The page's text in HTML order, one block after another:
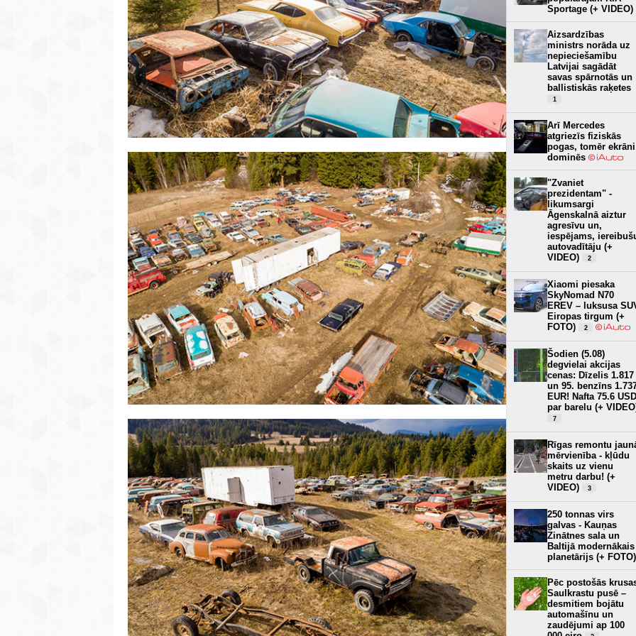
Sportage (+ VIDEO)
Aizsardzības
ministrs norāda uz
nepieciešamību
Latvijai sagādāt
savas spārnotās un
ballistiskās raķetes
1
Arī Mercedes
atgriezīs fiziskās
pogas, tomēr ekrāni
dominēs
"Zvaniet
prezidentam" -
likumsargi
Āgenskalnā aiztur
agresīvu un,
iespējams,
autovadītāju (+
VIDEO)
2
Xiaomi piesaka
SkyNomad N70
EREV – luksusa
Eiropas tirgum (+
FOTO)
2
Šodien (5.08)
degvielai akcijas
cenas: Dīzelis 1.817
un 95. benzīns
EUR! Nafta 75.6 USD
par barelu (+
7
Rīgas remontu
mērvienība - kļūdu
skaits uz vienu
metru darbu! (+
VIDEO)
3
250 tonnas virs
galvas - Kauņas
Zinātnes sala un
Baltijā modernākais
planetārijs (+ FOTO)
Pēc postošās
Saulkrastu pusē –
desmitiem bojātu
automašīnu un
zaudējumi ap 100